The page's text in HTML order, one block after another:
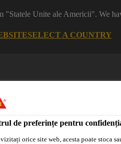
"Statele Unite ale Americii". We
SELECT A COUNTRY
de preferințe pentru
orice site web, acesta poate stoca